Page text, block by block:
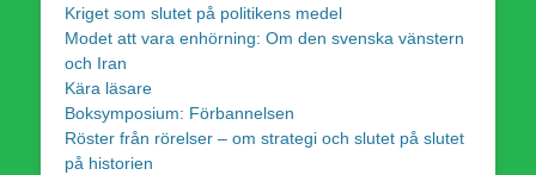
Kriget som slutet på politikens medel
Modet att vara enhörning: Om den svenska vänstern
och Iran
Kära läsare
Boksymposium: Förbannelsen
Röster från rörelser – om strategi och slutet på slutet
på historien